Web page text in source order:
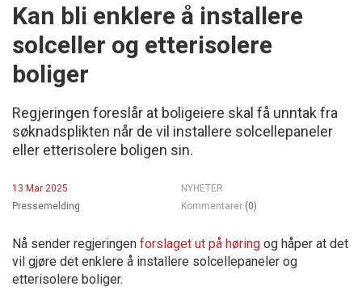
Kan bli enklere å installere
solceller og etterisolere
boliger
Regjeringen foreslår at boligeiere skal få unntak fra
søknadsplikten når de vil installere solcellepaneler
eller etterisolere boligen sin.
13 Mar 2025
NYHETER
Pressemelding
Kommentarer (0)
Nå sender regjeringen forslaget ut på høring og håper at det
vil gjøre det enklere å installere solcellepaneler og
etterisolere boliger.